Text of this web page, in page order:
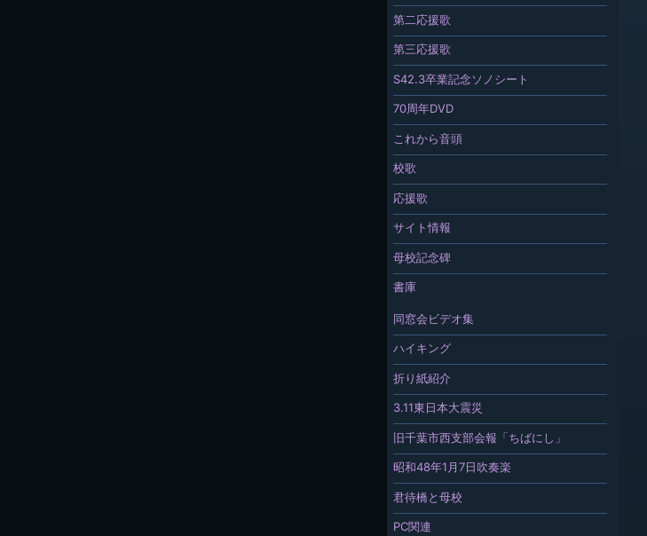
第二応援歌
第三応援歌
S42.3卒業記念ソノシート
70周年DVD
これから音頭
校歌
応援歌
サイト情報
母校記念碑
書庫
同窓会ビデオ集
ハイキング
折り紙紹介
3.11東日本大震災
旧千葉市西支部会報「ちばにし」
昭和48年1月7日吹奏楽
君待橋と母校
PC関連